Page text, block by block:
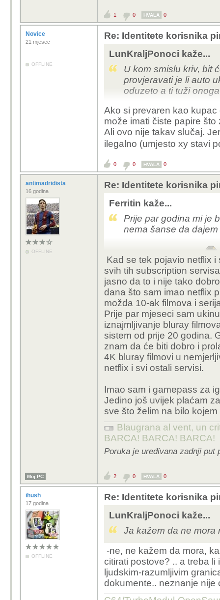
1 0 HVALA 0
Novice
21 mjesec
OFFLINE
Re: Identitete korisnika
LunKraljPonoci kaže...
U kom smislu kriv, bit
provjeravati je li auto
oduzeto a ti tuži
Ako si prevaren kao
može imati čiste papire
Ali ovo nije takav slučaj.
ilegalno (umjesto xy stavi
0 0 HVALA 0
antimadridista
16 godina
OFFLINE
Re: Identitete korisnika
Ferritin kaže...
Prije par godina mi je
nema šanse da
Netflix je ukinut i opet se plovi
Kad se tek pojavio netflix
svih tih subscription
jasno da to i nije tako
dana što sam imao netflix
možda 10-ak filmova i
Prije par mjeseci sam
iznajmljivanje bluray
sistem od prije 20 godina.
znam da će biti dobro i
4K bluray filmovi u
netflix i svi ostali servisi.
Imao sam i gamepass za
Jedino još uvijek plaćam
sve što želim na bilo
Blaugrana al vent, un
BARCA! BARCA! BARCA!
Poruka je uređivana zadnji put
Moj PC 2 0 HVALA 0
ihush
17 godina
OFFLINE
Re: Identitete korisnika
LunKraljPonoci kaže...
Ja kažem da ne mora
-ne, ne kažem da mora,
citirati postove? .. a treba
ljudskim-razumljivim
dokumente.. neznanje nije